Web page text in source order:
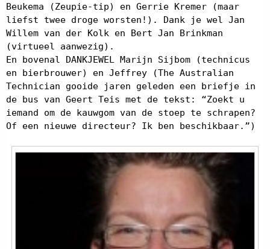
Beukema (Zeupie-tip) en Gerrie Kremer (maar
liefst twee droge worsten!). Dank je wel Jan
Willem van der Kolk en Bert Jan Brinkman
(virtueel aanwezig).
En bovenal DANKJEWEL Marijn Sijbom (technicus
en bierbrouwer) en Jeffrey (The Australian
Technician gooide jaren geleden een briefje in
de bus van Geert Teis met de tekst: “Zoekt u
iemand om de kauwgom van de stoep te schrapen?
Of een nieuwe directeur? Ik ben beschikbaar.”)